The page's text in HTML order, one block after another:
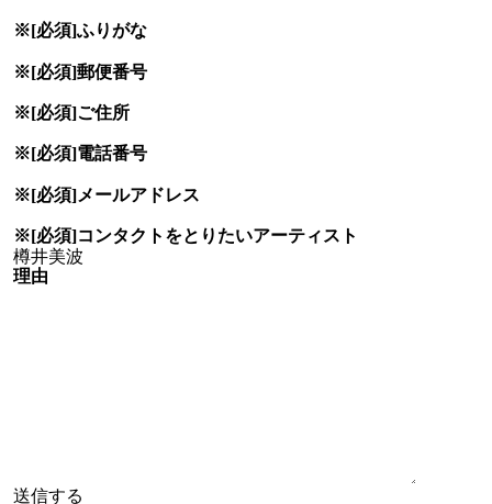
※[必須]ふりがな
※[必須]郵便番号
※[必須]ご住所
※[必須]電話番号
※[必須]メールアドレス
※[必須]コンタクトをとりたいアーティスト
理由